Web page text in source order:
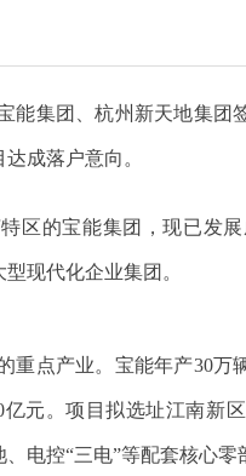
能集团、杭州新天地集团
成落户意向。
区的宝能集团，现已发
现代化企业集团。
重点产业。宝能年产30
亿元。项目拟选址江南新
电控“三电”等配套核心零